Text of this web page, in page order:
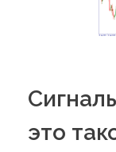
это